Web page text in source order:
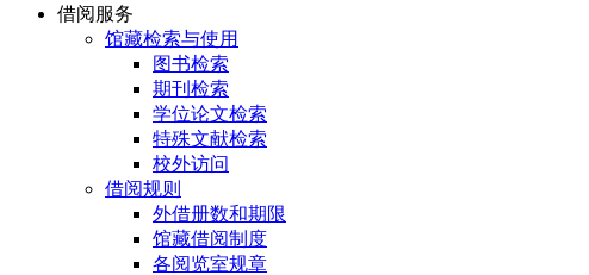
借阅服务
馆藏检索与使用
图书检索
期刊检索
学位论文检索
特殊文献检索
校外访问
借阅规则
外借册数和期限
馆藏借阅制度
各阅览室规章